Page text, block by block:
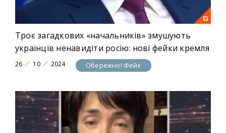
Троє загадкових «начальників» змушують
українців ненавидіти росію: нові фейки кремля
26 10 2024 Обережно! Фейк